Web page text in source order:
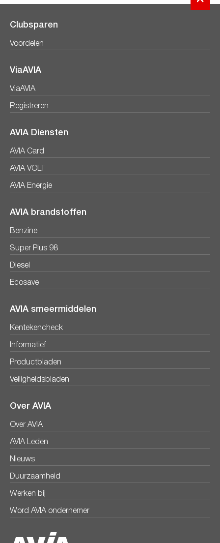
Clubsparen
Voordelen
ViaAVIA
ViaAVIA
Registreren
AVIA Diensten
AVIA Card
AVIA VOLT
AVIA Energie
AVIA brandstoffen
Benzine
Super Plus 98
Diesel
Ecosave
AVIA smeermiddelen
Kentekencheck
Informatief
Productbladen
Veiligheidsbladen
Over AVIA
Over AVIA
AVIA Leden
Nieuws
Duurzaamheid
Werken bij
Word AVIA ondernemer